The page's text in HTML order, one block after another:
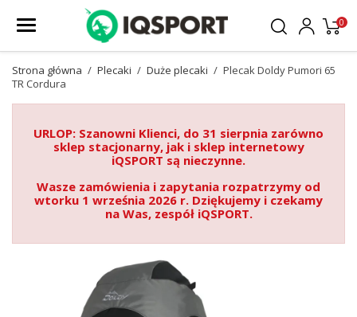
0
Strona główna Plecaki Duże plecaki
Plecak Doldy Pumori 65
TR Cordura
URLOP: Szanowni Klienci, do 31 sierpnia zarówno
sklep stacjonarny, jak i sklep internetowy
iQSPORT są nieczynne.
Wasze zamówienia i zapytania rozpatrzymy od
wtorku 1 września 2026 r. Dziękujemy i czekamy
na Was, zespół iQSPORT.